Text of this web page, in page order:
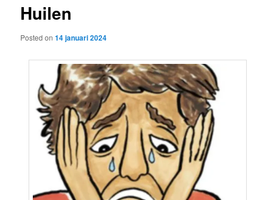
content
Huilen
Posted on14 januari 2024